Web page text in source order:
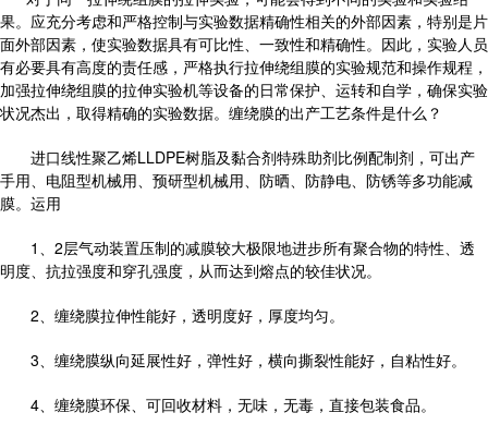
果。应充分考虑和严格控制与实验数据精确性相关的外部因素，特别是片
面外部因素，使实验数据具有可比性、一致性和精确性。因此，实验人员
有必要具有高度的责任感，严格执行拉伸绕组膜的实验规范和操作规程，
加强拉伸绕组膜的拉伸实验机等设备的日常保护、运转和自学，确保实验
状况杰出，取得精确的实验数据。缠绕膜的出产工艺条件是什么？
进口线性聚乙烯LLDPE树脂及黏合剂特殊助剂比例配制剂，可出产
手用、电阻型机械用、预研型机械用、防晒、防静电、防锈等多功能减
膜。运用
1、2层气动装置压制的减膜较大极限地进步所有聚合物的特性、透
明度、抗拉强度和穿孔强度，从而达到熔点的较佳状况。
2、缠绕膜拉伸性能好，透明度好，厚度均匀。
3、缠绕膜纵向延展性好，弹性好，横向撕裂性能好，自粘性好。
4、缠绕膜环保、可回收材料，无味，无毒，直接包装食品。